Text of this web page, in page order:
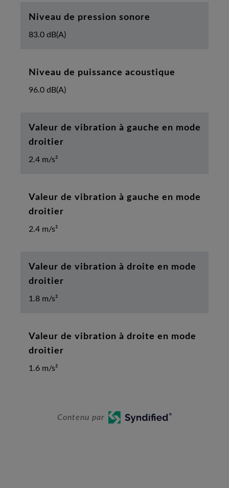
Niveau de pression sonore
83.0 dB(A)
Niveau de puissance acoustique
96.0 dB(A)
Valeur de vibration à gauche en mode
droitier
2.4 m/s²
Valeur de vibration à gauche en mode
droitier
2.4 m/s²
Valeur de vibration à droite en mode
droitier
1.8 m/s²
Valeur de vibration à droite en mode
droitier
1.6 m/s²
Contenu par